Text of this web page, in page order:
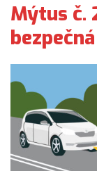
Mýtus č.
bezpečná